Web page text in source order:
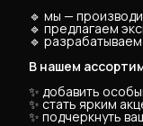
🔹 мы —
🔹 предлагаем
🔹
В нашем
✨ добавить
✨ стать ярким
✨ подчеркнуть